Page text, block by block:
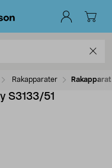
Rakapparater
S3133/51